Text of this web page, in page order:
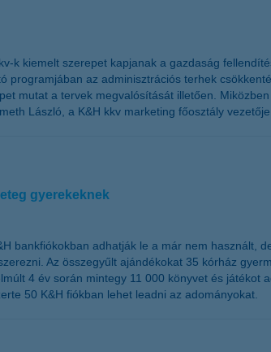
k kiemelt szerepet kapjanak a gazdaság
az adminisztrációs terhek
mutat a tervek megvalósítását illetően.
László, a K&H kkv marketing főosztály vezetője.
gyerekeknek
bankfiókokban adhatják le a már nem használt,
Az összegyűlt ajándékokat 35 kórház
4 év során mintegy 11 000 könyvet és játékot
50 K&H fiókban lehet leadni az adományokat.